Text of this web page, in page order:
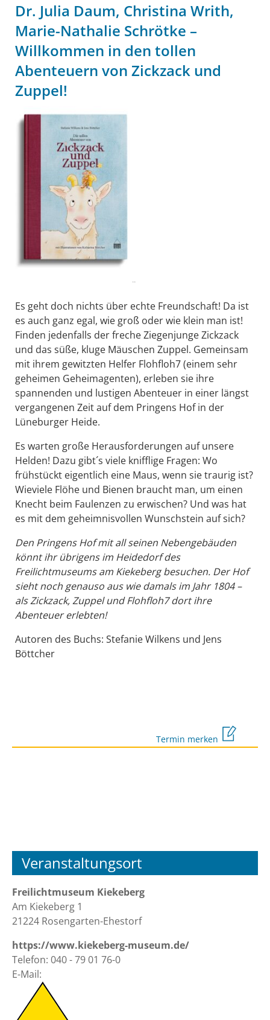
Dr. Julia Daum, Christina Writh,
Marie-Nathalie Schrötke –
Willkommen in den tollen
Abenteuern von Zickzack und
Zuppel!
..
Es geht doch nichts über echte Freundschaft! Da ist
es auch ganz egal, wie groß oder wie klein man ist!
Finden jedenfalls der freche Ziegenjunge Zickzack
und das süße, kluge Mäuschen Zuppel. Gemeinsam
mit ihrem gewitzten Helfer Flohfloh7 (einem sehr
geheimen Geheimagenten), erleben sie ihre
spannenden und lustigen Abenteuer in einer längst
vergangenen Zeit auf dem Pringens Hof in der
Lüneburger Heide.
Es warten große Herausforderungen auf unsere
Helden! Dazu gibt´s viele knifflige Fragen: Wo
frühstückt eigentlich eine Maus, wenn sie traurig ist?
Wieviele Flöhe und Bienen braucht man, um einen
Knecht beim Faulenzen zu erwischen? Und was hat
es mit dem geheimnisvollen Wunschstein auf sich?
Den Pringens Hof mit all seinen Nebengebäuden
könnt ihr übrigens im Heidedorf des
Freilichtmuseums am Kiekeberg besuchen. Der Hof
sieht noch genauso aus wie damals im Jahr 1804 –
als Zickzack, Zuppel und Flohfloh7 dort ihre
Abenteuer erlebten!
Autoren des Buchs: Stefanie Wilkens und Jens
Böttcher
Termin merken
Veranstaltungsort
Freilichtmuseum Kiekeberg
Am Kiekeberg 1
21224 Rosengarten-Ehestorf
https://www.kiekeberg-museum.de/
Telefon: 040 - 79 01 76-0
E-Mail: